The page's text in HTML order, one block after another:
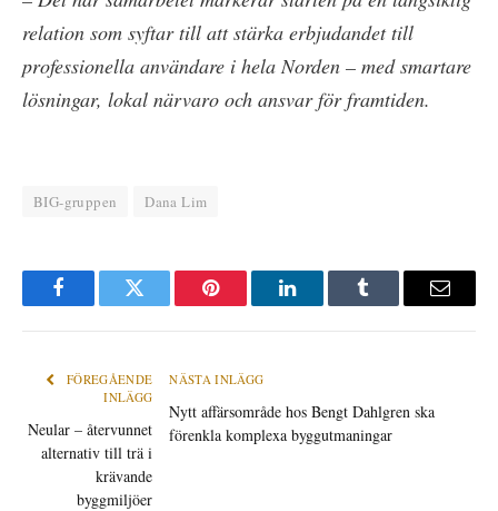
relation som syftar till att stärka erbjudandet till
professionella användare i hela Norden – med smartare
lösningar, lokal närvaro och ansvar för framtiden.
BIG-gruppen Dana Lim
FacebookTwitter Pinterest LinkedInTumblr
E-
FÖREGÅENDE
INLÄGG
Neular – återvunnet
alternativ till trä i
krävande
byggmiljöer
NÄSTA INLÄGG
Nytt affärsområde hos Bengt Dahlgren ska
förenkla komplexa byggutmaningar